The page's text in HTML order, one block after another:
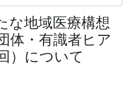
地域医療構想
体・有識者ヒア
）について